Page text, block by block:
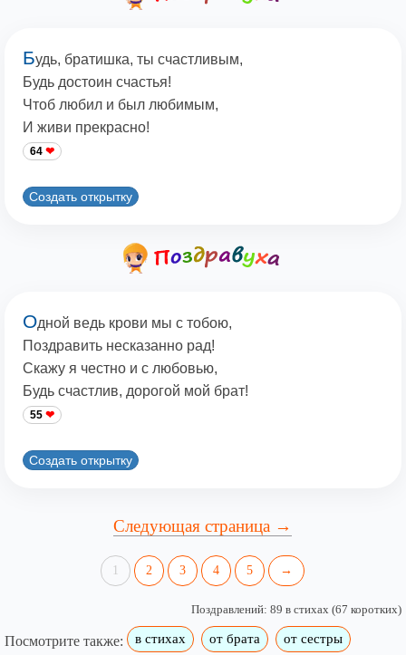
Будь, братишка, ты счастливым,
Будь достоин счастья!
Чтоб любил и был любимым,
И живи прекрасно!
64
Создать открытку
Одной ведь крови мы с тобою,
Поздравить несказанно рад!
Скажу я честно и с любовью,
Будь счастлив, дорогой мой брат!
55
Создать открытку
Следующая страница →
1 2 3 4 5 →
Поздравлений: 89 в стихах (67 коротких)
Посмотрите также: в стихах от брата от сестры